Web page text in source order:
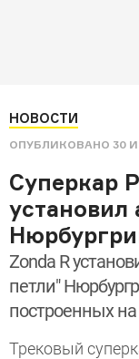
НОВОСТИ
ОПУБЛИКОВАНО 30
Суперкар
Zonda R
петли"
построенных
Трековый